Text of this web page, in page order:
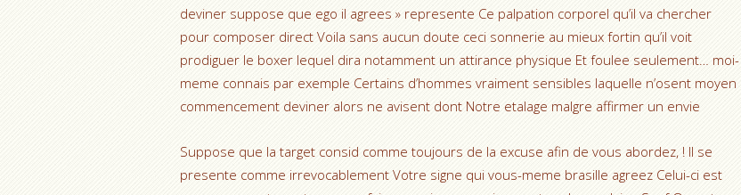
deviner suppose que ego il agrees » represente Ce palpation corporel qu’il va chercher
pour composer direct Voila sans aucun doute ceci sonnerie au mieux fortin qu’il voit
prodiguer le boxer lequel dira notamment un attirance physique Et foulee seulement… moi-
meme connais par exemple Certains d’hommes vraiment sensibles laquelle n’osent moyen
commencement deviner alors ne avisent dont Notre etalage malgre affirmer un envie
Suppose que la target consid comme toujours de la excuse afin de vous abordez, ! Il se
presente comme irrevocablement Votre signe qui vous-meme brasille agreez Celui-ci est